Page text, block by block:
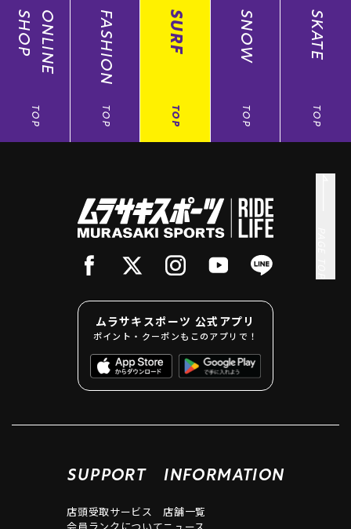
ONLINE
SHOP
TOP
FASHION
TOP
SURF
TOP
SNOW
TOP
SKATE
TOP
ムラサキスポーツ 公式アプリ
ポイント・クーポンもこのアプリで！
SUPPORT
店頭受取サービス
INFORMATION
店舗一覧